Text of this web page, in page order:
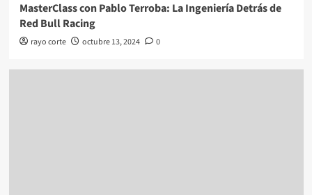
MasterClass con Pablo Terroba: La Ingeniería Detrás de
Red Bull Racing
rayo corte octubre 13, 2024 0